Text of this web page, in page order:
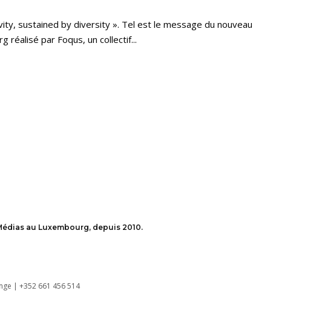
sustained by diversity ». Tel est le message du nouveau
réalisé par Foqus, un collectif...
au Luxembourg, depuis 2010.
| +352 661 456 514